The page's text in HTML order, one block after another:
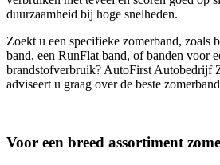
duurzaamheid bij hoge snelheden.
Zoekt u een specifieke zomerband, zoals
band, een RunFlat band, of banden voor
brandstofverbruik? AutoFirst Autobedrijf
adviseert u graag over de beste
Voor een breed assortiment